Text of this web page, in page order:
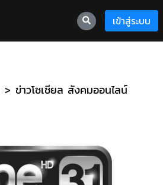
เข้าสู่ระบบ
ข่าวโซเชียล สังคมออนไลน์